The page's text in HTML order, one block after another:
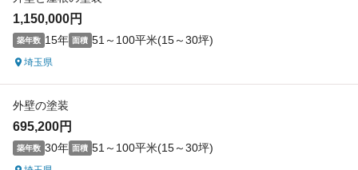
1,150,000円
築年数 15年 面積 51～100平米(15～30坪)
埼玉県
外壁の塗装
695,200円
築年数 30年 面積 51～100平米(15～30坪)